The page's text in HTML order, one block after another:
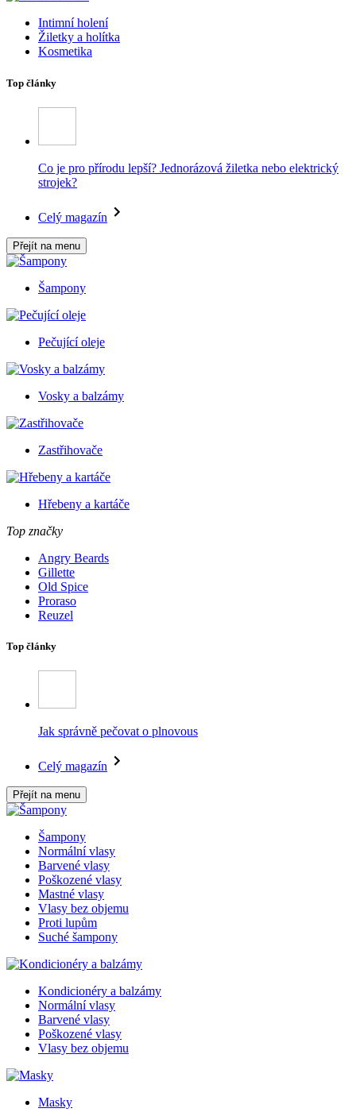
Intimní holení
Žiletky a holítka
Kosmetika
Top články
Co je pro přírodu lepší? Jednorázová žiletka nebo elektrický
strojek?
Celý magazín
Přejít na menu
Šampony
Pečující oleje
Vosky a balzámy
Zastřihovače
Hřebeny a kartáče
Top značky
Angry Beards
Gillette
Old Spice
Proraso
Reuzel
Top články
Jak správně pečovat o plnovous
Celý magazín
Přejít na menu
Šampony
Normální vlasy
Barvené vlasy
Poškozené vlasy
Mastné vlasy
Vlasy bez objemu
Proti lupům
Suché šampony
Kondicionéry a balzámy
Normální vlasy
Barvené vlasy
Poškozené vlasy
Vlasy bez objemu
Masky